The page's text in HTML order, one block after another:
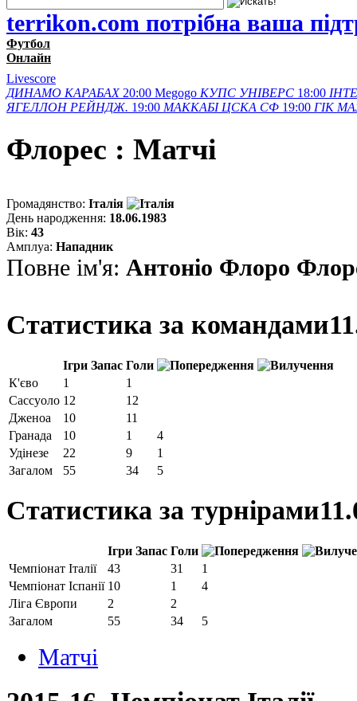
terrikon.com потрібна ваша
Футбол
Онлайн
Livescore
ДИНАМО КАРАБАХ 20:00 Megogo КУПС УНІВЕРС 18:00
ЯГЕЛЛОН РЕЙНДЖ. 19:00 МАККАБІ ЦСКА СФ 19:00 ГІК
Флорес : Матчi
Громадянство: Італія
День народження: 18.06.1983
Вік: 43
Амплуа: Нападник
Повне ім'я: Антонiо Флоро
Статистика за командами
Ігри Запас Голи
К'єво
1
1
Сассуоло 12
12
Дженоа
10
11
Гранада
10 1
4
Удінезе
22 9
1
Загалом
55 34 5
Статистика за турнірами
Ігри Запас Голи
Чемпіонат Італії
43 31
1
Чемпiонат Іспанії 10 1
4
Ліга Європи
2
2
Загалом
55 34 5
Матчi